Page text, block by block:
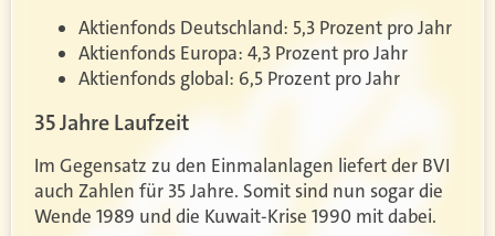
Aktienfonds Deutschland: 5,3 Prozent pro Jahr
Aktienfonds Europa: 4,3 Prozent pro Jahr
Aktienfonds global: 6,5 Prozent pro Jahr
35 Jahre Laufzeit
Im Gegensatz zu den Einmalanlagen liefert der BVI
auch Zahlen für 35 Jahre. Somit sind nun sogar die
Wende 1989 und die Kuwait-Krise 1990 mit dabei.